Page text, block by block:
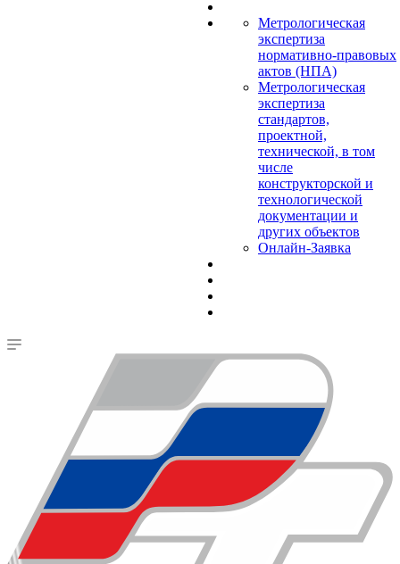
Метрологическая
экспертиза
нормативно-правовых
актов (НПА)
Метрологическая
экспертиза
стандартов,
проектной,
технической, в том
числе
конструкторской и
технологической
документации и
других объектов
Онлайн-Заявка